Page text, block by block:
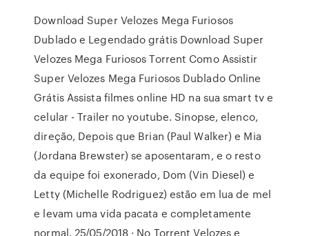
Download Super Velozes Mega Furiosos
Dublado e Legendado grátis Download Super
Velozes Mega Furiosos Torrent Como Assistir
Super Velozes Mega Furiosos Dublado Online
Grátis Assista filmes online HD na sua smart tv e
celular - Trailer no youtube. Sinopse, elenco,
direção, Depois que Brian (Paul Walker) e Mia
(Jordana Brewster) se aposentaram, e o resto
da equipe foi exonerado, Dom (Vin Diesel) e
Letty (Michelle Rodriguez) estão em lua de mel
e levam uma vida pacata e completamente
normal. 25/05/2018 · No Torrent Velozes e